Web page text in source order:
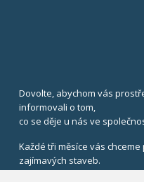
Dovolte, abychom vás
informovali o tom,
co se děje u nás ve
Každé tři měsíce vás
zajímavých staveb.
V případě zájmu uveďte svůj